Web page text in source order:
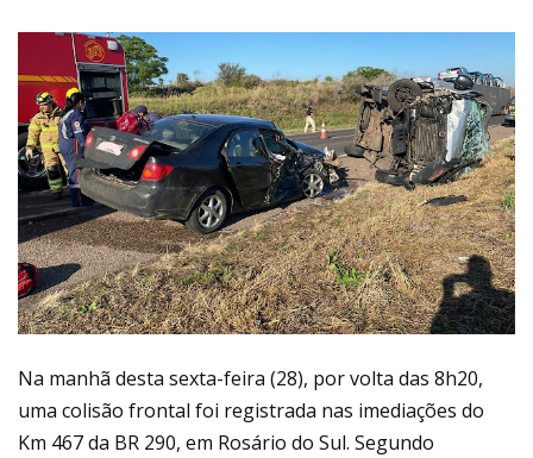
Na manhã desta sexta-feira (28), por volta das 8h20,
uma colisão frontal foi registrada nas imediações do
Km 467 da BR 290, em Rosário do Sul. Segundo